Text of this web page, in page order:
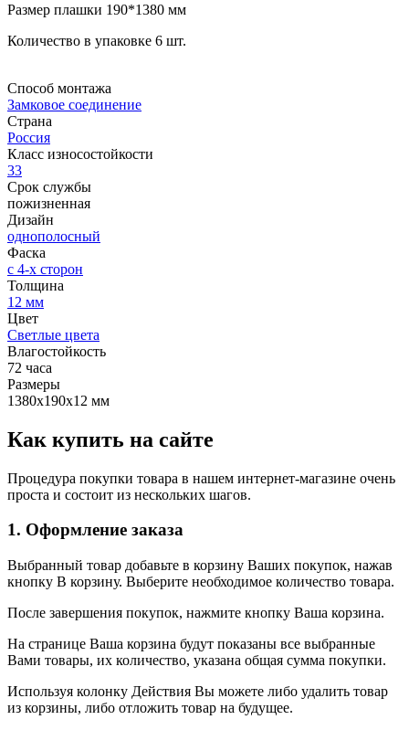
Размер плашки 190*1380 мм
Количество в упаковке 6 шт.
Способ монтажа
Замковое соединение
Страна
Россия
Класс износостойкости
33
Срок службы
пожизненная
Дизайн
однополосный
Фаска
с 4-х сторон
Толщина
12 мм
Цвет
Светлые цвета
Влагостойкость
72 часа
Размеры
1380х190х12 мм
Как купить на сайте
Процедура покупки товара в нашем интернет-магазине очень
проста и состоит из нескольких шагов.
1. Оформление заказа
Выбранный товар добавьте в корзину Ваших покупок, нажав
кнопку В корзину. Выберите необходимое количество товара.
После завершения покупок, нажмите кнопку Ваша корзина.
На странице Ваша корзина будут показаны все выбранные
Вами товары, их количество, указана общая сумма покупки.
Используя колонку Действия Вы можете либо удалить товар
из корзины, либо отложить товар на будущее.